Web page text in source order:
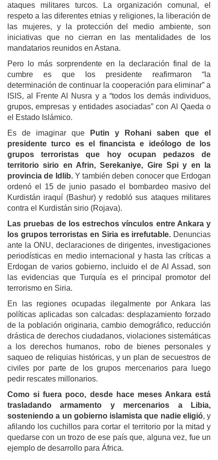
ataques militares turcos. La organización comunal, el
respeto a las diferentes etnias y religiones, la liberación de
las mujeres, y la protección del medio ambiente, son
iniciativas que no cierran en las mentalidades de los
mandatarios reunidos en Astana.
Pero lo más sorprendente en la declaración final de la
cumbre es que los presidente reafirmaron “la
determinación de continuar la cooperación para eliminar” a
ISIS, al Frente Al Nusra y a “todos los demás individuos,
grupos, empresas y entidades asociadas” con Al Qaeda o
el Estado Islámico.
Es de imaginar que
Putin y Rohani saben que el
presidente turco es el financista e ideólogo de los
grupos terroristas que hoy ocupan pedazos de
territorio sirio en Afrin, Serekaniye, Gire Spi y en la
provincia de Idlib. Y también deben conocer que Erdogan
ordenó el 15 de junio pasado el bombardeo masivo del
Kurdistán iraquí (Bashur) y redobló sus ataques militares
contra el Kurdistán sirio (Rojava).
Las pruebas de los estrechos vínculos entre Ankara y
los grupos terroristas en Siria es irrefutable. Denuncias
ante la ONU, declaraciones de dirigentes, investigaciones
periodísticas en medio internacional y hasta las críticas a
Erdogan de varios gobierno, incluido el de Al Assad, son
las evidencias que Turquía es el principal promotor del
terrorismo en Siria.
En las regiones ocupadas ilegalmente por Ankara las
políticas aplicadas son calcadas: desplazamiento forzado
de la población originaria, cambio demográfico, reducción
drástica de derechos ciudadanos, violaciones sistemáticas
a los derechos humanos, robo de bienes personales y
saqueo de reliquias históricas, y un plan de secuestros de
civiles por parte de los grupos mercenarios para luego
pedir rescates millonarios.
Como si fuera poco, desde hace meses Ankara está
trasladando armamento y mercenarios a Libia,
sosteniendo a un gobierno islamista que nadie eligió, y
afilando los cuchillos para cortar el territorio por la mitad y
quedarse con un trozo de ese país que, alguna vez, fue un
ejemplo de desarrollo para África.